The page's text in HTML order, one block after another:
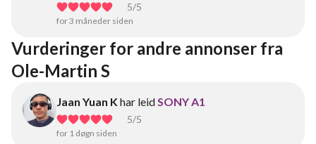
5/5
for 3 måneder siden
Vurderinger for andre annonser fra
Ole-Martin S
Jaan Yuan K har leidSONY A1
5/5
for 1 døgn siden